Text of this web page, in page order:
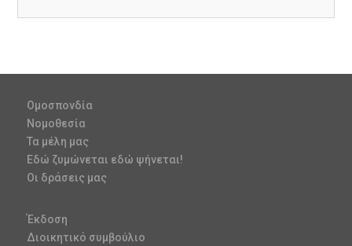
Ομοσπονδία
Νομοθεσία
Τα μέλη μας
Εδώ ζυμώνεται εδώ ψήνεται!
Οι δράσεις μας
Έκδοση
Διοικητικό συμβούλιο